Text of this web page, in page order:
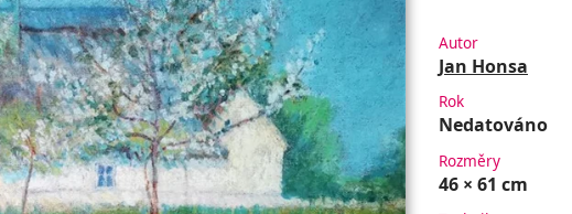
Autor
Jan Honsa
Rok
Nedatováno
Rozměry
46 × 61 cm